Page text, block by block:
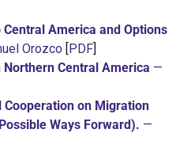
America and Options
Orozco [PDF]
Central America —
on Migration
Ways Forward). —